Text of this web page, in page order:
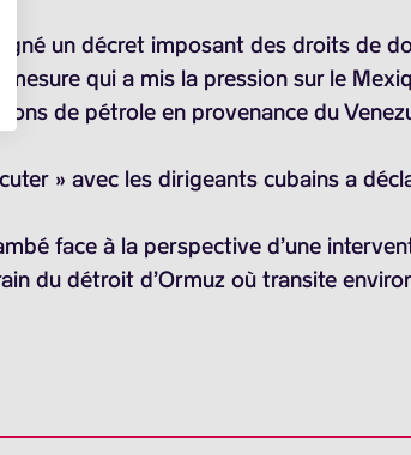
un décret imposant des droits de
qui a mis la pression sur le
de pétrole en provenance du
» avec les dirigeants cubains a
face à la perspective d’une
du détroit d’Ormuz où transite